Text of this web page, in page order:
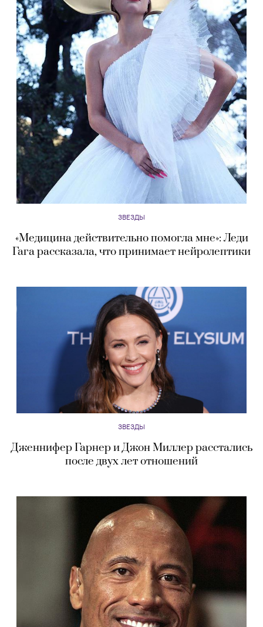
ЗВЕЗДЫ
«Медицина действительно помогла мне»: Леди
Гага рассказала, что принимает нейролептики
ЗВЕЗДЫ
Дженнифер Гарнер и Джон Миллер расстались
после двух лет отношений